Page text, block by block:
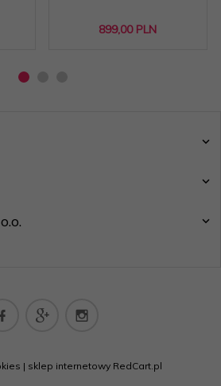
899,00 PLN
| sklep internetowy RedCart.pl